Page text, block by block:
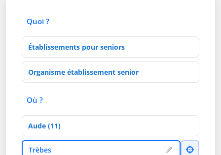
Quoi ?
Type d'établissement
Activités de soins
Où ?
Département
VilleTrèbes